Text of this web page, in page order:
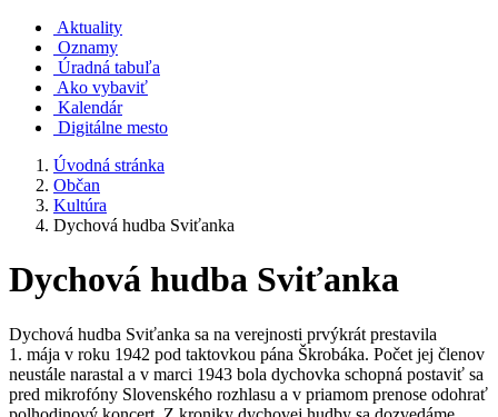
Aktuality
Oznamy
Úradná tabuľa
Ako vybaviť
Kalendár
Digitálne mesto
Úvodná stránka
Občan
Kultúra
Dychová hudba Sviťanka
Dychová hudba Sviťanka
Dychová hudba Sviťanka sa na verejnosti prvýkrát prestavila
1. mája v roku 1942 pod taktovkou pána Škrobáka. Počet jej členov
neustále narastal a v marci 1943 bola dychovka schopná postaviť sa
pred mikrofóny Slovenského rozhlasu a v priamom prenose odohrať